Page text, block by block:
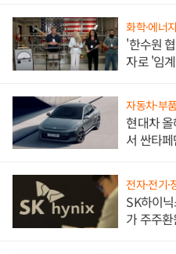
화학·에너지
'한수원
자로 '임
자동차·부품
현대차
서 싼타
전자·전기·
SK하이
가 주주